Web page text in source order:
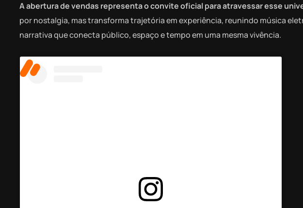
A abertura de vendas representa o convite oficial para atravessar esse
por nostalgia, mas transforma trajetória em experiência, reunindo música
narrativa que conecta público, espaço e tempo em uma mesma vivência.